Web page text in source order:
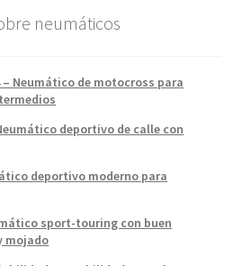
neumáticos
– Neumático de motocross para
deportivo de calle con
deportivo moderno para
sport-touring con buen
mojado